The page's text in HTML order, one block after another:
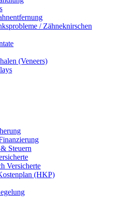
/ Zähneknirschen
(Veneers)
Steuern
Versicherte
(HKP)